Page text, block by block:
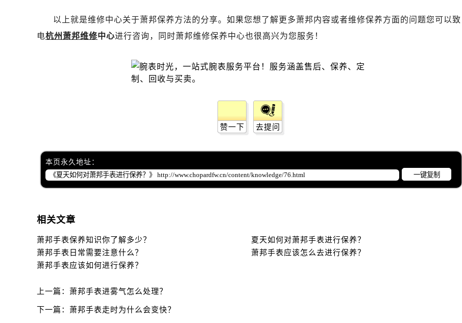
甘肃省兰州市七里河区西津西路16号兰州中心写字楼21层2102室（需提前预约）
重庆市解放碑渝中区民权路28号英利国际金融中心写字楼20层01室（需提前预约）
黑龙江省鹤岗市向阳区红军路萧邦售后服务中心（需提前预约）
黑龙江省黑河市爱辉区中央街萧邦售后服务中心（需提前预约）
黑龙江省佳木斯市向阳区长安路萧邦售后服务中心（需提前预约）
黑龙江省牡丹江市东安区太平路萧邦售后服务中心（需提前预约）
黑龙江省齐齐哈尔市龙沙区龙华路萧邦售后服务中心（需提前预约）
黑龙江省绥化市北林区新华街与康庄路交叉口萧邦售后服务中心（需提前预约）
吉林省吉林市船营区河南街萧邦售后服务中心（需提前预约）
吉林省辽源市龙山区人民大街萧邦售后服务中心（需提前预约）
吉林省梅河口市新华街道梅河大街萧邦售后服务中心（需提前预约）
吉林省松原市宁江区五环大街萧邦售后服务中心（需提前预约）
吉林省通化市东昌区环通乡江南大街萧邦售后服务中心（需提前预约）
以上就是维修中心关于萧邦保养方法的分享。如果您想了解更多萧邦内容或者维修保养方面的问题您可以致
电杭州萧邦维修中心进行咨询，同时萧邦维修保养中心也很高兴为您服务！
赞一下 去提问
本页永久地址：
一键复制
相关文章
萧邦手表保养知识你了解多少？
夏天如何对萧邦手表进行保养？
萧邦手表日常需要注意什么？
萧邦手表应该怎么去进行保养？
萧邦手表应该如何进行保养？
上一篇： 萧邦手表进雾气怎么处理？
下一篇： 萧邦手表走时为什么会变快？